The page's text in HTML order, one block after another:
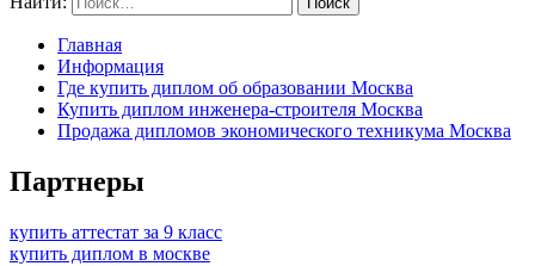
Главная
Информация
Где купить диплом об образовании Москва
Купить диплом инженера-строителя Москва
Продажа дипломов экономического техникума Москва
Партнеры
купить аттестат за 9 класс
купить диплом в москве